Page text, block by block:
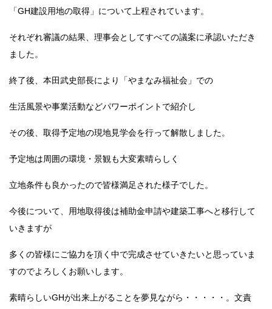
「GH建設用地の取得」について上程されています。
それぞれ審議の結果、理事会としてすべての議案に承認いただき
ました。
終了後、本田武史部長により「やまなみ福祉会」での
生活風景や事業活動などパワーポイントで紹介し
その後、取得予定地の現地見学会を行って解散しました。
予定地は周囲の環境・景観も大変素晴らしく
立地条件も良かったので皆様満足された様子でした。
今後について、用地取得後は補助金申請や建築工事へと移行して
いきますが
多くの皆様にご協力を頂く中で完成させていきたいと思っていま
すのでよろしくお願いします。
素晴らしいGHが出来上がることを夢見ながら・・・・・。文責